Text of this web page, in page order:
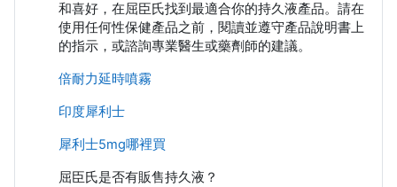
和喜好，在屈臣氏找到最適合你的持久液產品。請在
使用任何性保健產品之前，閱讀並遵守產品說明書上
的指示，或諮詢專業醫生或藥劑師的建議。
倍耐力延時噴霧
印度犀利士
犀利士5mg哪裡買
屈臣氏是否有販售持久液？